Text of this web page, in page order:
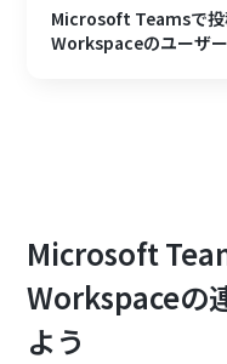
Microsoft Teamsで
Workspaceのユーザ
Microsoft
Workspaceの
よう